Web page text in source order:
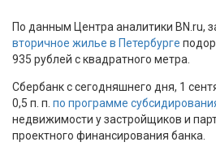
По данным Центра аналитики BN.ru,
вторичное жилье в Петербурге
935 рублей с квадратного метра.
Сбербанк с сегодняшнего дня, 1
0,5 п. п. по программе
недвижимости у застройщиков и
проектного финансирования банка.